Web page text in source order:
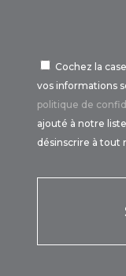
Cochez la
vos informations
politique de
ajouté à notre
désinscrire à tout